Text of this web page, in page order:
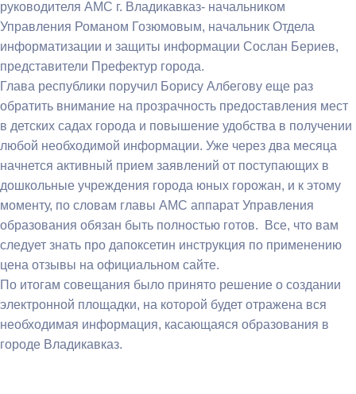
руководителя АМС г. Владикавказ- начальником
Управления Романом Гозюмовым, начальник Отдела
информатизации и защиты информации Сослан Бериев,
представители Префектур города.
Глава республики поручил Борису Албегову еще раз
обратить внимание на прозрачность предоставления мест
в детских садах города и повышение удобства в получении
любой необходимой информации. Уже через два месяца
начнется активный прием заявлений от поступающих в
дошкольные учреждения города юных горожан, и к этому
моменту, по словам главы АМС аппарат Управления
образования обязан быть полностью готов. Все, что вам
следует знать про дапоксетин инструкция по применению
цена отзывы на официальном сайте.
По итогам совещания было принято решение о создании
электронной площадки, на которой будет отражена вся
необходимая информация, касающаяся образования в
городе Владикавказ.